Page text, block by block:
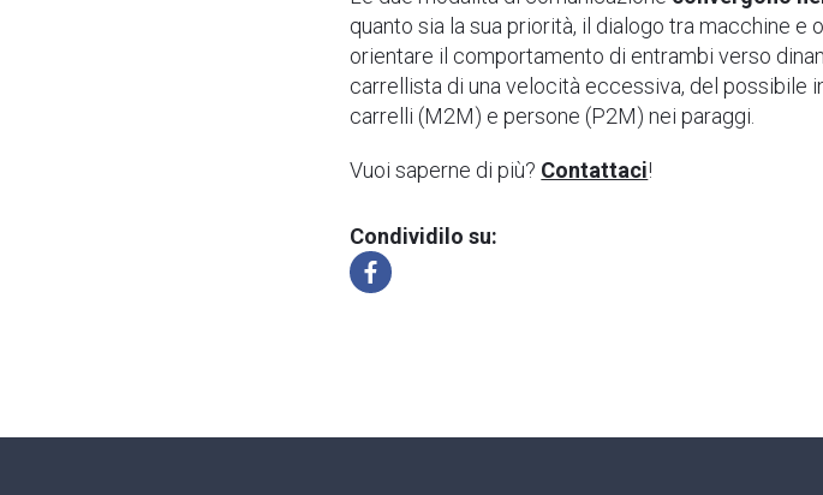
quanto sia la sua priorità, il dialogo tra macchine
orientare il comportamento di entrambi verso
carrellista di una velocità eccessiva, del possibile
carrelli (M2M) e persone (P2M) nei paraggi.
Vuoi saperne di più? Contattaci!
Condividilo su: